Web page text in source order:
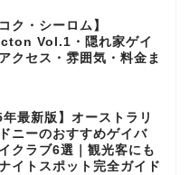
ク・シーロム】
Vol.1・隠れ家ゲイ
クセス・雰囲気・料金ま
年最新版】オーストラリ
ニーのおすすめゲイバ
クラブ6選｜観光客にも
イトスポット完全ガイド